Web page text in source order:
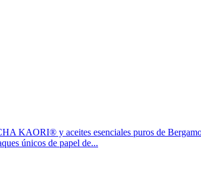
KAORI® y aceites esenciales puros de
únicos de papel de...